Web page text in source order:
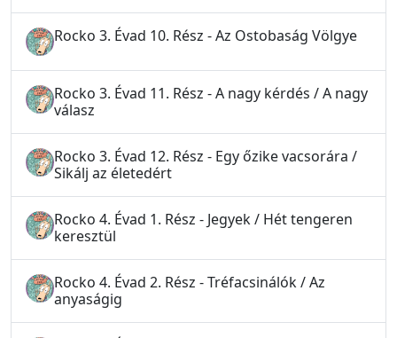
Rocko 3. Évad 10. Rész - Az Ostobaság Völgye
Rocko 3. Évad 11. Rész - A nagy kérdés / A nagy
válasz
Rocko 3. Évad 12. Rész - Egy őzike vacsorára /
Sikálj az életedért
Rocko 4. Évad 1. Rész - Jegyek / Hét tengeren
keresztül
Rocko 4. Évad 2. Rész - Tréfacsinálók / Az
anyaságig